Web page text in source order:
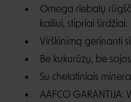
Omega riebalų
kailiui, stipriai širdžiai.
Virškinimą gerinanti
Be kukurūzų, be
Su chelatiniais
AAFCO